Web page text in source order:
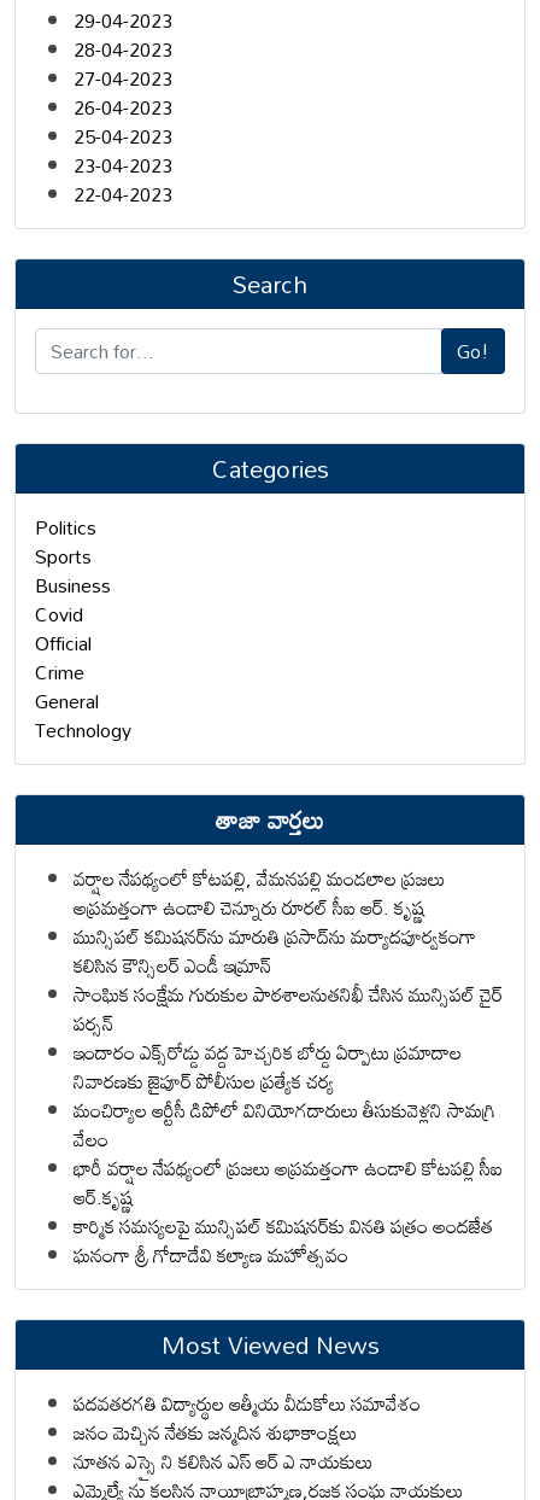
29-04-2023
28-04-2023
27-04-2023
26-04-2023
25-04-2023
23-04-2023
22-04-2023
Search
Go!
Categories
Politics
Sports
Business
Covid
Official
Crime
General
Technology
తాజా వార్తలు
వర్షాల నేపథ్యంలో కోటపల్లి, వేమనపల్లి మండలాల ప్రజలు
అప్రమత్తంగా ఉండాలి చెన్నూరు రూరల్ సీఐ ఆర్. కృష్ణ
మున్సిపల్ కమిషనర్‌ను మారుతి ప్రసాద్‌ను మర్యాదపూర్వకంగా
కలిసిన కౌన్సిలర్ ఎండీ ఇమ్రాన్ ​
సాంఘిక సంక్షేమ గురుకుల పాఠశాలనుతనిఖీ చేసిన మున్సిపల్ చైర్
పర్సన్
ఇందారం ఎక్స్‌రోడ్డు వద్ద హెచ్చరిక బోర్డు ఏర్పాటు ప్రమాదాల
నివారణకు జైపూర్ పోలీసుల ప్రత్యేక చర్య
మంచిర్యాల ఆర్టీసీ డిపోలో వినియోగదారులు తీసుకువెళ్లని సామగ్రి
వేలం
భారీ వర్షాల నేపథ్యంలో ప్రజలు అప్రమత్తంగా ఉండాలి కోటపల్లి సీఐ
ఆర్.కృష్ణ
కార్మిక సమస్యలపై మున్సిపల్ కమిషనర్‌కు వినతి పత్రం అందజేత
ఘనంగా శ్రీ గోదాదేవి కల్యాణ మహోత్సవం
Most Viewed News
పదవతరగతి విద్యార్థుల ఆత్మీయ వీడుకోలు సమావేశం
జనం మెచ్చిన నేతకు జన్మదిన శుభాకాంక్షలు
నూతన ఎస్సై ని కలిసిన ఎస్ ఆర్ ఎ నాయకులు
ఎమ్మెల్యే ను కలసిన నాయీబ్రాహ్మణ,రజక సంఘ నాయకులు